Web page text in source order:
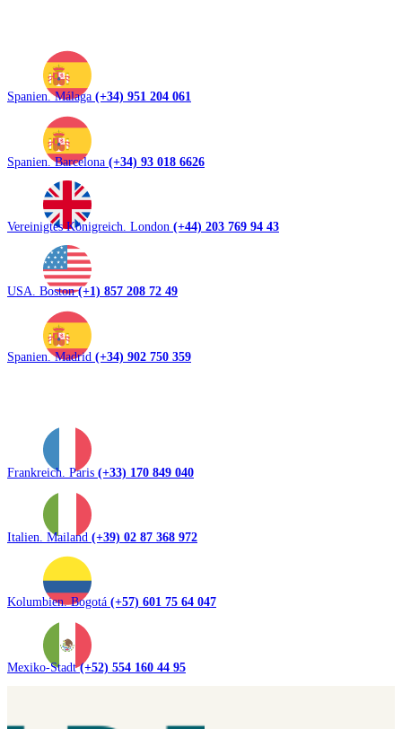
Spanien. Málaga (+34) 951 204 061
Spanien. Barcelona (+34) 93 018 6626
Vereinigtes Königreich. London (+44) 203 769 94 43
USA. Boston(+1) 857 208 72 49
Spanien. Madrid (+34) 902 750 359
Frankreich. Paris (+33) 170 849 040
Italien. Mailand (+39) 02 87 368 972
Kolumbien. Bogotá (+57) 601 75 64 047
Mexiko-Stadt(+52) 554 160 44 95